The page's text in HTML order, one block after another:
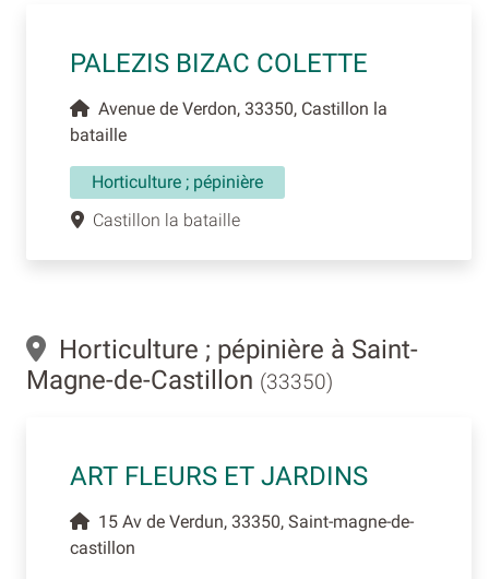
PALEZIS BIZAC COLETTE
Avenue de Verdon, 33350, Castillon la
bataille
Horticulture ; pépinière
Castillon la bataille
Horticulture ; pépinière à Saint-
Magne-de-Castillon (33350)
ART FLEURS ET JARDINS
15 Av de Verdun, 33350, Saint-magne-de-
castillon